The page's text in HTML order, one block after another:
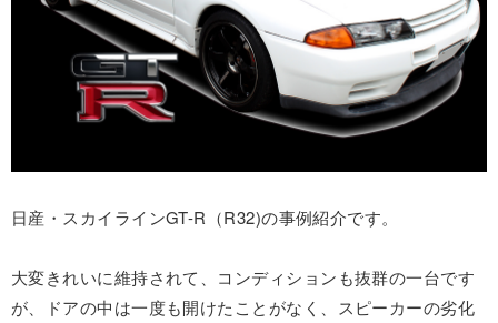
日産・スカイラインGT-R（R32)の事例紹介です。
大変きれいに維持されて、コンディションも抜群の一台です
が、ドアの中は一度も開けたことがなく、スピーカーの劣化